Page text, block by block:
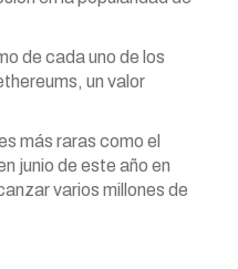
de cada uno de los
un valor
más raras como el
junio de este año en
varios millones de